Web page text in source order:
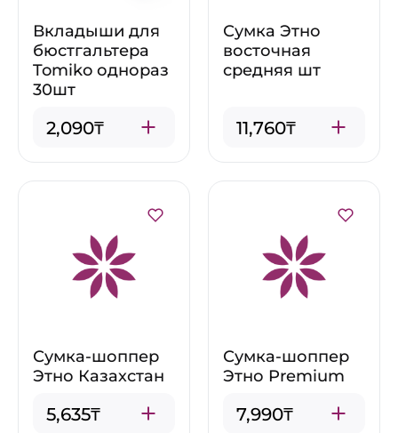
Вкладыши для
бюстгальтера
Tomiko однораз
30шт
2,090₸
Сумка Этно
восточная
средняя шт
11,760₸
Сумка-шоппер
Этно Казахстан
5,635₸
Сумка-шоппер
Этно Premium
7,990₸